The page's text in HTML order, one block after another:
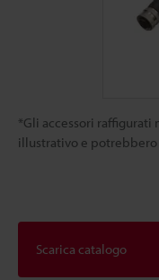
*Gli accessori raffigurati
illustrativo e
Scarica catalogo